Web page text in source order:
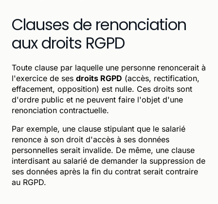
Clauses de renonciation
aux droits RGPD
Toute clause par laquelle une personne renoncerait à
l'exercice de ses droits RGPD (accès, rectification,
effacement, opposition) est nulle. Ces droits sont
d'ordre public et ne peuvent faire l'objet d'une
renonciation contractuelle.
Par exemple, une clause stipulant que le salarié
renonce à son droit d'accès à ses données
personnelles serait invalide. De même, une clause
interdisant au salarié de demander la suppression de
ses données après la fin du contrat serait contraire
au RGPD.